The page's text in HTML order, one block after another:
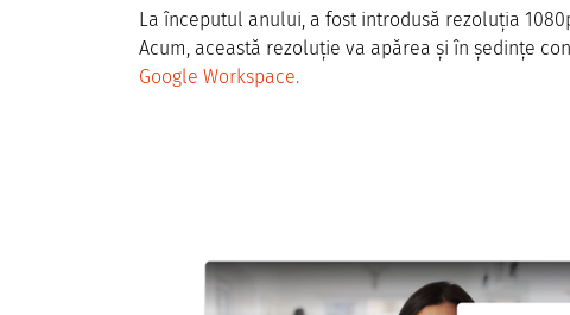
La începutul anului, a fost introdusă rezoluția
Acum, această rezoluție va apărea și în ședințe
Google Workspace.